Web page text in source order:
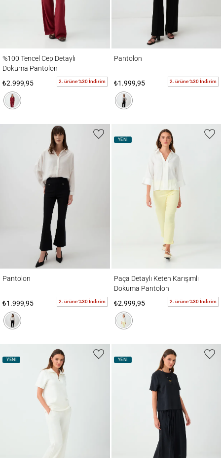
%100 Tencel Cep Detaylı
Dokuma Pantolon
₺2.999,95
2. ürüne %30 İndirim
Pantolon
₺1.999,95 2. ürüne %30 İndirim
Pantolon
₺1.999,95 2. ürüne %30 İndirim
YENİ
Paça Detaylı Keten Karışımlı
Dokuma Pantolon
₺2.999,95
2. ürüne %30 İndirim
YENİ YENİ